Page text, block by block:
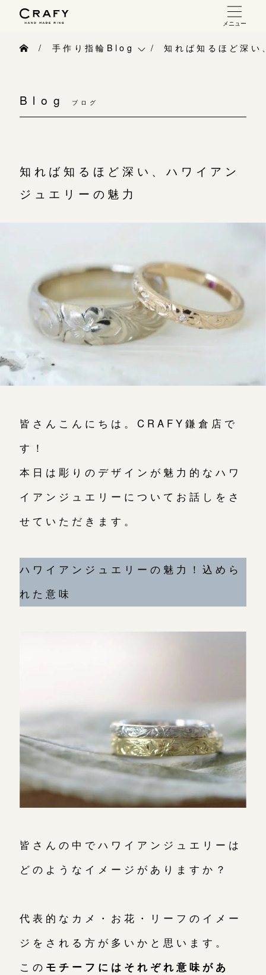
メニュー
指輪制作の流れ
指輪作品集
よくあるご質問
アフターケア・保証
CRAFYについて
SNS・ブログ
その他
Blog ブログ
手作り指輪Blog
手作り指輪作品集
指輪のハンドメイド・手作り
知れば知るほど深
知れば知るほど深い、ハワイアン
ジュエリーの魅力
皆さんこんにちは。CRAFY鎌倉店で
す！
本日は彫りのデザインが魅力的なハワ
イアンジュエリーについてお話しをさ
せていただきます。
ハワイアンジュエリーの魅力！込めら
れた意味
皆さんの中でハワイアンジュエリーは
どのようなイメージがありますか？
代表的なカメ・お花・リーフのイメー
ジをされる方が多いかと思います。
この モチーフにはそれぞれ意味があ
10:00～18:00 /年中無休
年末年始は除く
こちら
来店ご予約
吉祥寺店 来店ご予約
鎌倉店
川越店 来店ご予約
軽井沢店 来店ご予約
大阪本店 来店ご予約
京都店
広島店 来店ご予約
オーダーメイド